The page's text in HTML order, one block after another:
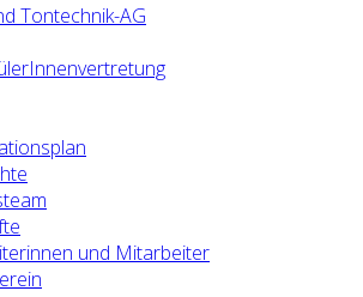
Tontechnik-AG
und Mitarbeiter